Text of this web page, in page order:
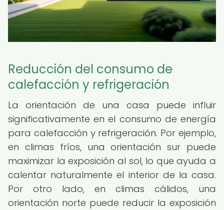
Reducción del consumo de
calefacción y refrigeración
La orientación de una casa puede influir
significativamente en el consumo de energía
para calefacción y refrigeración. Por ejemplo,
en climas fríos, una orientación sur puede
maximizar la exposición al sol, lo que ayuda a
calentar naturalmente el interior de la casa.
Por otro lado, en climas cálidos, una
orientación norte puede reducir la exposición